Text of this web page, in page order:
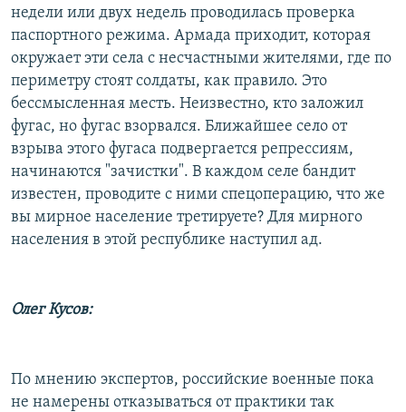
недели или двух недель проводилась проверка
паспортного режима. Армада приходит, которая
окружает эти села с несчастными жителями, где по
периметру стоят солдаты, как правило. Это
бессмысленная месть. Неизвестно, кто заложил
фугас, но фугас взорвался. Ближайшее село от
взрыва этого фугаса подвергается репрессиям,
начинаются "зачистки". В каждом селе бандит
известен, проводите с ними спецоперацию, что же
вы мирное население третируете? Для мирного
населения в этой республике наступил ад.
Олег Кусов:
По мнению экспертов, российские военные пока
не намерены отказываться от практики так